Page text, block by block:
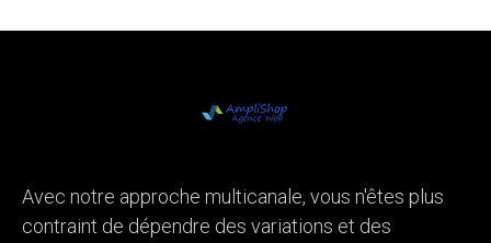
Avec notre approche multicanale, vous n'êtes plus
contraint de dépendre des variations et des